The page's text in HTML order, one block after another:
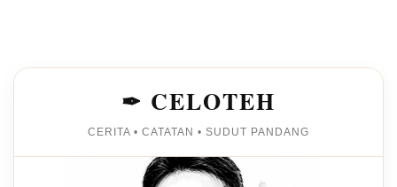
✒ CELOTEH
CERITA • CATATAN • SUDUT PANDANG